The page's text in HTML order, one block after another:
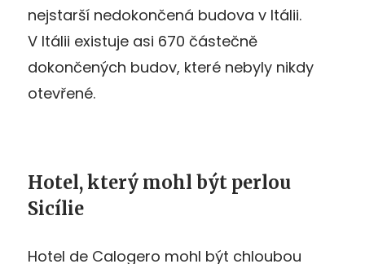
nejstarší nedokončená budova v Itálii.
V Itálii existuje asi 670 částečně
dokončených budov, které nebyly nikdy
otevřené.
Hotel, který mohl být perlou
Sicílie
Hotel de Calogero mohl být chloubou